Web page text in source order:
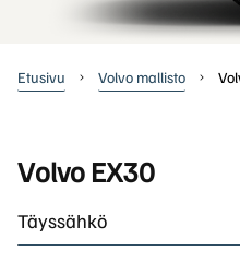
Volvo nyt
yksityisleasingsopimuksella.
Etusivu Volvo mallisto
Volvo EX30
Täyssähkö